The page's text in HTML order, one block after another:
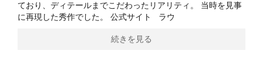
ており、ディテールまでこだわったリアリティ。 当時を見事
に再現した秀作でした。 公式サイト ラウ
続きを見る